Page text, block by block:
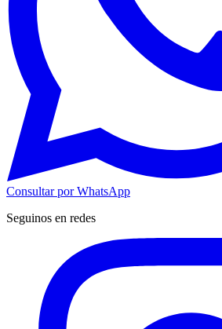
Consultar por WhatsApp
Seguinos en redes